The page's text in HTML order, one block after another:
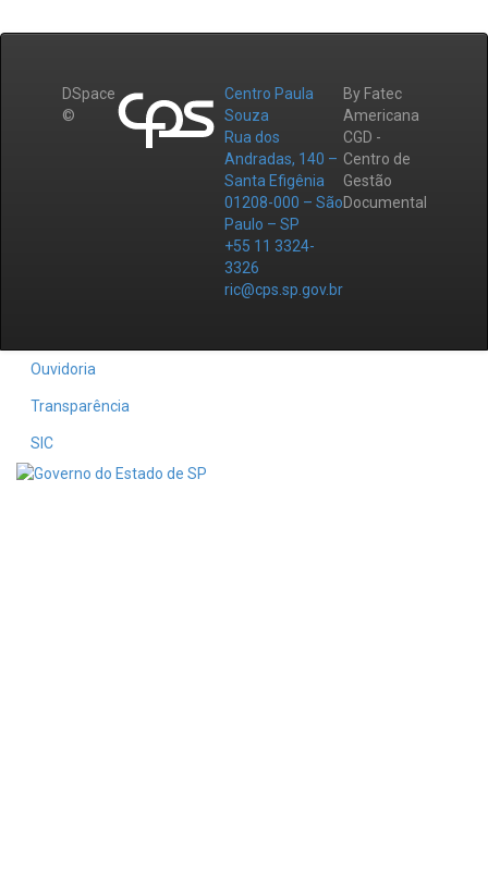
DSpace
©
Centro Paula
Souza
Rua dos
Andradas, 140 –
Santa Efigênia
01208-000 – São
Paulo – SP
+55 11 3324-
3326
ric@cps.sp.gov.br
By Fatec
Americana
CGD -
Centro de
Gestão
Documental
Ouvidoria
Transparência
SIC